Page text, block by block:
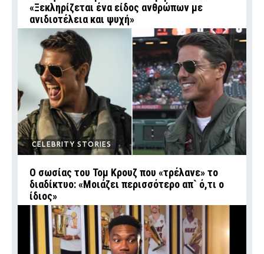
«Ξεκληρίζεται ένα είδος ανθρώπων με
ανιδιοτέλεια και ψυχή»
CELEBRITY STORIES
Ο σωσίας του Τομ Κρουζ που «τρέλανε» το
διαδίκτυο: «Μοιάζει περισσότερο απ` ό,τι ο
ίδιος»